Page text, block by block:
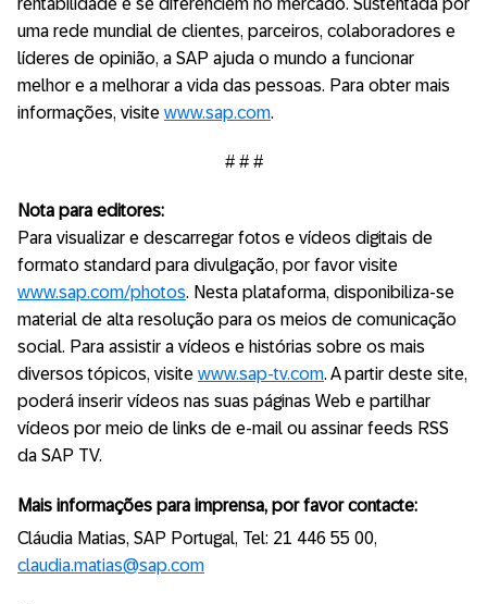
rentabilidade e se diferenciem no mercado. Sustentada por
uma rede mundial de clientes, parceiros, colaboradores e
líderes de opinião, a SAP ajuda o mundo a funcionar
melhor e a melhorar a vida das pessoas. Para obter mais
informações, visite www.sap.com.
# # #
Nota para editores:
Para visualizar e descarregar fotos e vídeos digitais de
formato standard para divulgação, por favor visite
www.sap.com/photos. Nesta plataforma, disponibiliza-se
material de alta resolução para os meios de comunicação
social. Para assistir a vídeos e histórias sobre os mais
diversos tópicos, visite www.sap-tv.com. A partir deste site,
poderá inserir vídeos nas suas páginas Web e partilhar
vídeos por meio de links de e-mail ou assinar feeds RSS
da SAP TV.
Mais informações para imprensa, por favor contacte:
Cláudia Matias, SAP Portugal, Tel: 21 446 55 00,
claudia.matias@sap.com